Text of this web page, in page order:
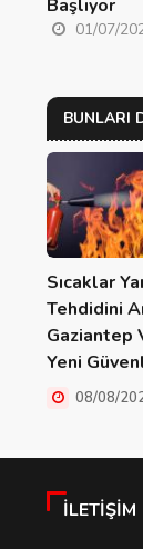
Başlıyor
01/07/
BUNLARI
Sıcaklar
Tehdidini
Gaziantep
Yeni
08/08/
İLETIŞIM